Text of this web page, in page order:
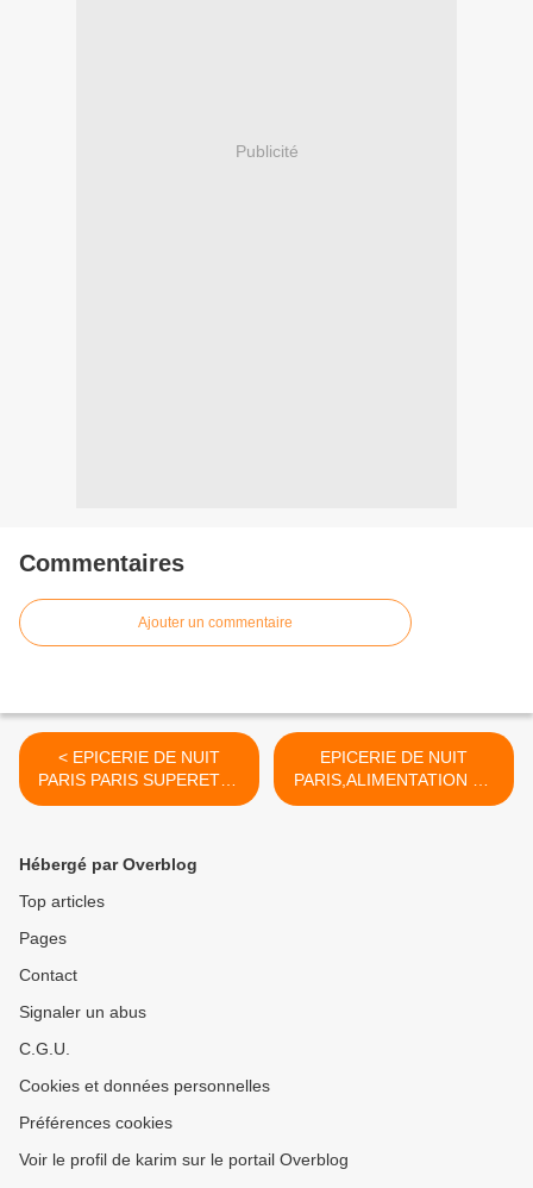
Publicité
Commentaires
Ajouter un commentaire
< EPICERIE DE NUIT
PARIS PARIS SUPERETTE
DENUI T
EPICERIE DE NUIT
PARIS,ALIMENTATION DE
NUIT PARIS,SUPERETTE
Hébergé par Overblog
Top articles
Pages
Contact
Signaler un abus
C.G.U.
Cookies et données personnelles
Préférences cookies
Voir le profil de karim sur le portail Overblog